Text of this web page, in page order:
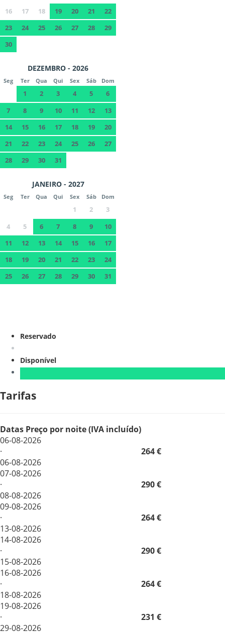
16
17 18 19 20 21
22
23
24 25 26 27 28
29
30
DEZEMBRO - 2026
Seg Ter Qua Qui Sex Sáb Dom
1 2 3 4 5
6
7
8 9 10 11 12
13
14
15 16 17 18 19
20
21
22 23 24 25 26
27
28
29 30 31
JANEIRO - 2027
Seg Ter Qua Qui Sex Sáb Dom
1 2
3
4
5 6 7 8 9
10
11
12 13 14 15 16
17
18
19 20 21 22 23
24
25
26 27 28 29 30 31
Reservado
Disponível
Tarifas
Datas Preço por noite (IVA incluído)
06-08-2026
·
06-08-2026
264 €
07-08-2026
·
08-08-2026
290 €
09-08-2026
·
13-08-2026
264 €
14-08-2026
·
15-08-2026
290 €
16-08-2026
·
18-08-2026
264 €
19-08-2026
·
29-08-2026
231 €